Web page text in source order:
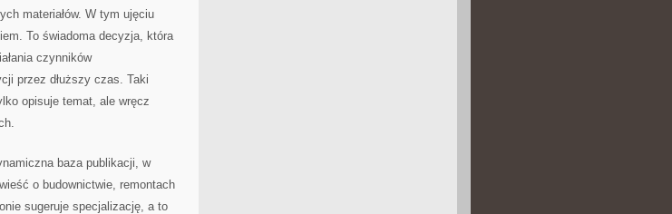
materiałów. W tym ujęciu
To świadoma decyzja, która
czynników
przez dłuższy czas. Taki
opisuje temat, ale wręcz
baza publikacji, w
o budownictwie, remontach
sugeruje specjalizację, a to